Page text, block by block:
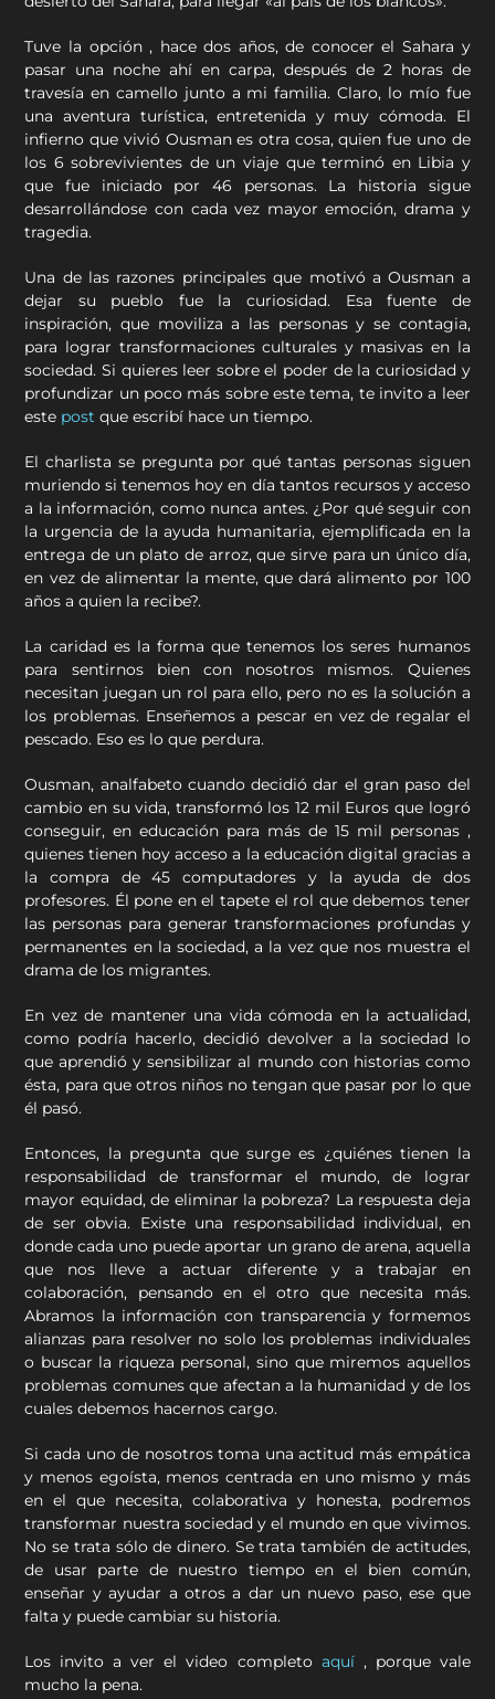
Tuve la opción , hace dos años, de conocer el Sahara y
pasar una noche ahí en carpa, después de 2 horas de
travesía en camello junto a mi familia. Claro, lo mío fue
una aventura turística, entretenida y muy cómoda. El
infierno que vivió Ousman es otra cosa, quien fue uno de
los 6 sobrevivientes de un viaje que terminó en Libia y
que fue iniciado por 46 personas. La historia sigue
desarrollándose con cada vez mayor emoción, drama y
tragedia.
Una de las razones principales que motivó a Ousman a
dejar su pueblo fue la curiosidad. Esa fuente de
inspiración, que moviliza a las personas y se contagia,
para lograr transformaciones culturales y masivas en la
sociedad. Si quieres leer sobre el poder de la curiosidad y
profundizar un poco más sobre este tema, te invito a leer
este post que escribí hace un tiempo.
El charlista se pregunta por qué tantas personas siguen
muriendo si tenemos hoy en día tantos recursos y acceso
a la información, como nunca antes. ¿Por qué seguir con
la urgencia de la ayuda humanitaria, ejemplificada en la
entrega de un plato de arroz, que sirve para un único día,
en vez de alimentar la mente, que dará alimento por 100
años a quien la recibe?.
La caridad es la forma que tenemos los seres humanos
para sentirnos bien con nosotros mismos. Quienes
necesitan juegan un rol para ello, pero no es la solución a
los problemas. Enseñemos a pescar en vez de regalar el
pescado. Eso es lo que perdura.
Ousman, analfabeto cuando decidió dar el gran paso del
cambio en su vida, transformó los 12 mil Euros que logró
conseguir, en educación para más de 15 mil personas ,
quienes tienen hoy acceso a la educación digital gracias a
la compra de 45 computadores y la ayuda de dos
profesores. Él pone en el tapete el rol que debemos tener
las personas para generar transformaciones profundas y
permanentes en la sociedad, a la vez que nos muestra el
drama de los migrantes.
En vez de mantener una vida cómoda en la actualidad,
como podría hacerlo, decidió devolver a la sociedad lo
que aprendió y sensibilizar al mundo con historias como
ésta, para que otros niños no tengan que pasar por lo que
él pasó.
Entonces, la pregunta que surge es ¿quiénes tienen la
responsabilidad de transformar el mundo, de lograr
mayor equidad, de eliminar la pobreza? La respuesta deja
de ser obvia. Existe una responsabilidad individual, en
donde cada uno puede aportar un grano de arena, aquella
que nos lleve a actuar diferente y a trabajar en
colaboración, pensando en el otro que necesita más.
Abramos la información con transparencia y formemos
alianzas para resolver no solo los problemas individuales
o buscar la riqueza personal, sino que miremos aquellos
problemas comunes que afectan a la humanidad y de los
cuales debemos hacernos cargo.
Si cada uno de nosotros toma una actitud más empática
y menos egoísta, menos centrada en uno mismo y más
en el que necesita, colaborativa y honesta, podremos
transformar nuestra sociedad y el mundo en que vivimos.
No se trata sólo de dinero. Se trata también de actitudes,
de usar parte de nuestro tiempo en el bien común,
enseñar y ayudar a otros a dar un nuevo paso, ese que
falta y puede cambiar su historia.
Los invito a ver el video completo aquí, porque vale
mucho la pena.